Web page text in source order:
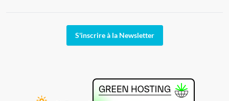
S'inscrire à la Newsletter